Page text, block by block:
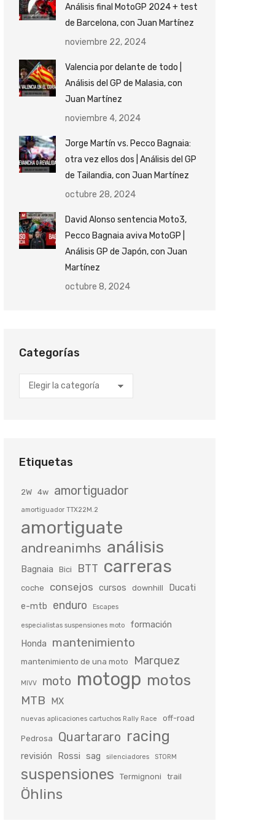
Análisis final MotoGP 2024 + test
de Barcelona, con Juan Martínez
noviembre 22, 2024
Valencia por delante de todo |
Análisis del GP de Malasia, con
Juan Martínez
noviembre 4, 2024
Jorge Martín vs. Pecco Bagnaia:
otra vez ellos dos | Análisis del GP
de Tailandia, con Juan Martínez
octubre 28, 2024
David Alonso sentencia Moto3,
Pecco Bagnaia aviva MotoGP |
Análisis GP de Japón, con Juan
Martínez
octubre 8, 2024
Categorías
Categorías
Etiquetas
2W 4w amortiguador
amortiguador TTX22M.2
amortiguate
andreanimhs análisis
Bagnaia Bici BTT carreras
coche consejos cursos downhill
Ducati
e-mtb
enduro Escapes
especialistas suspensiones moto
formación
Honda
mantenimiento
mantenimiento de una moto Marquez
MIVV moto motogp motos
MTB MX
nuevas aplicaciones cartuchos Rally Race off-road
Pedrosa Quartararo racing
revisión Rossi sag silenciadores STORM
suspensiones Termignoni trail
Öhlins